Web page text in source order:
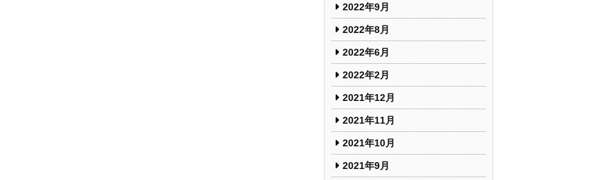
2022年9月
2022年8月
2022年6月
2022年2月
2021年12月
2021年11月
2021年10月
2021年9月